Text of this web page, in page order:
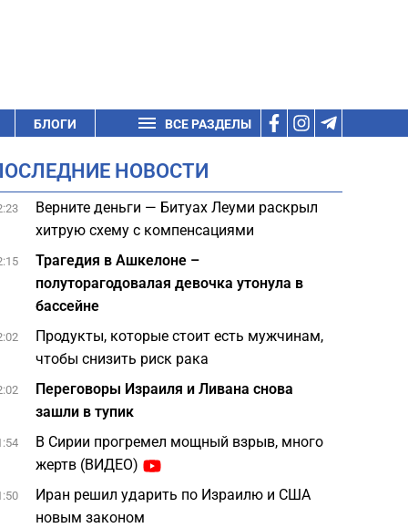
БЛОГИ ВСЕ РАЗДЕЛЫ
НОВОСТИ
Верните деньги — Битуах Леуми раскрыл
хитрую схему с компенсациями
Трагедия в Ашкелоне –
полуторагодовалая девочка утонула в
бассейне
Продукты, которые стоит есть мужчинам,
чтобы снизить риск рака
Переговоры Израиля и Ливана снова
зашли в тупик
В Сирии прогремел мощный взрыв, много
жертв (ВИДЕО)
Иран решил ударить по Израилю и США
новым законом